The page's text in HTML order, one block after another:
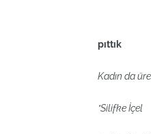
pıttık
Kadın da
*Silifke İçel